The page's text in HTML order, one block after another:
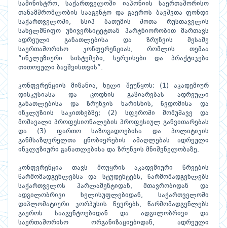
სამინისტრო, საქართველოში იაპონიის საერთაშორისო
თანამშრომლობის სააგენტო და გაეროს ბავშვთა ფონდი
საქართველოში, სსიპ ბათუმის შოთა რუსთაველის
სახელმწიფო უნივერსიტეტთან პარტნიორობით მართავს
ადრეული განათლებისა და ზრუნვის მესამე
საერთაშორისო კონფერენციას, რომლის თემაა
“ინკლუზიური სისტემები, სერვისები და პრაქტიკები
თითოეული ბავშვისთვის”.
კონფერენციის მიზანია, ხელი შეუწყოს: (1) აკადემიურ
დისკუსიასა და ცოდნის გაზიარებას ადრეული
განათლებისა და ზრუნვის ხარისხის, წვდომისა და
ინკლუზიის საკითხებზე; (2) სფეროში მომუშავე და
მომავალი პროფესიონალების პროფესიულ განვითარებას
და (3) ფართო საზოგადოებისა და პოლიტიკის
განმსაზღვრელთა ცნობიერების ამაღლებას ადრეული
ინკლუზიური განათლებისა და ზრუნვის მნიშვნელობაზე.
კონფერენცია თავს მოუყრის აკადემიური წრეების
წარმომადგენლებსა და სტუდენტებს, წარმომადგენლებს
საქართველოს პარლამენტიდან, მთავრობიდან და
ადგილობრივი ხელისუფლებიდან, საქართველოში
დიპლომატიური კორპუსის წევრებს, წარმომადგენლებს
გაეროს სააგენტოებიდან და ადგილობრივი და
საერთაშორისო ორგანიზაციებიდან, ადრეული